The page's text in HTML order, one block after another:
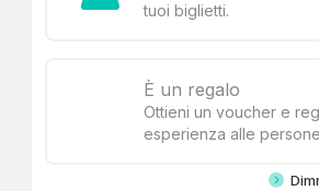
tuoi biglietti.
È un regalo
Ottieni un voucher e
esperienza alle